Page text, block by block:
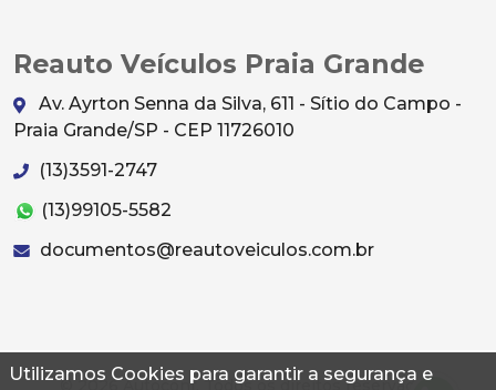
Utilizamos Cookies para garantir a segurança e
Reauto Veículos Praia Grande
Av. Ayrton Senna da Silva, 611 - Sítio do Campo -
Praia Grande/SP - CEP 11726010
(13)3591-2747
(13)99105-5582
documentos@reautoveiculos.com.br
© 2026 Autoconf. Todos os direitos reservados.